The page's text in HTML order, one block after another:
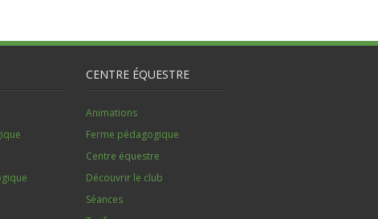
CENTRE ÉQUESTRE
Animations
Ferme pédagogique
Centre équestre
Découvrir le club
Séances